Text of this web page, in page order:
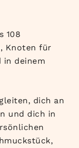
108
Knoten für
deinem
dich an
und dich in